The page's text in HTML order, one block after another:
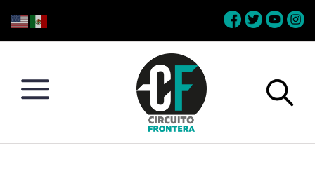
to
to
to
to
Conéctate